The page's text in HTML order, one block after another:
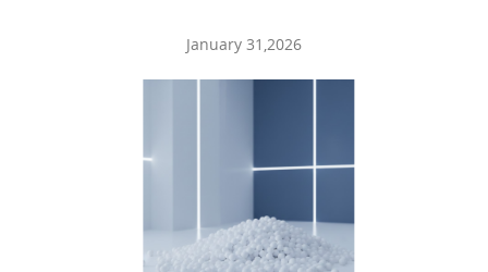
January 31,2026